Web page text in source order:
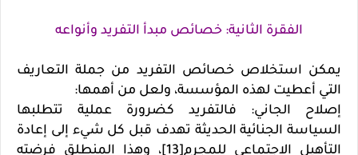
الفقرة الثانية: خصائص مبدأ التفريد وأنواعه
يمكن استخلاص خصائص التفريد من جملة التعاريف
التي أعطيت لهذه المؤسسة، ولعل من أهمها:
إصلاح الجاني: فالتفريد كضرورة عملية تتطلبها
السياسة الجنائية الحديثة تهدف قبل كل شيء إلى إعادة
التأهيل الاجتماعي للمجرم[13]، وهذا المنطلق فرضته